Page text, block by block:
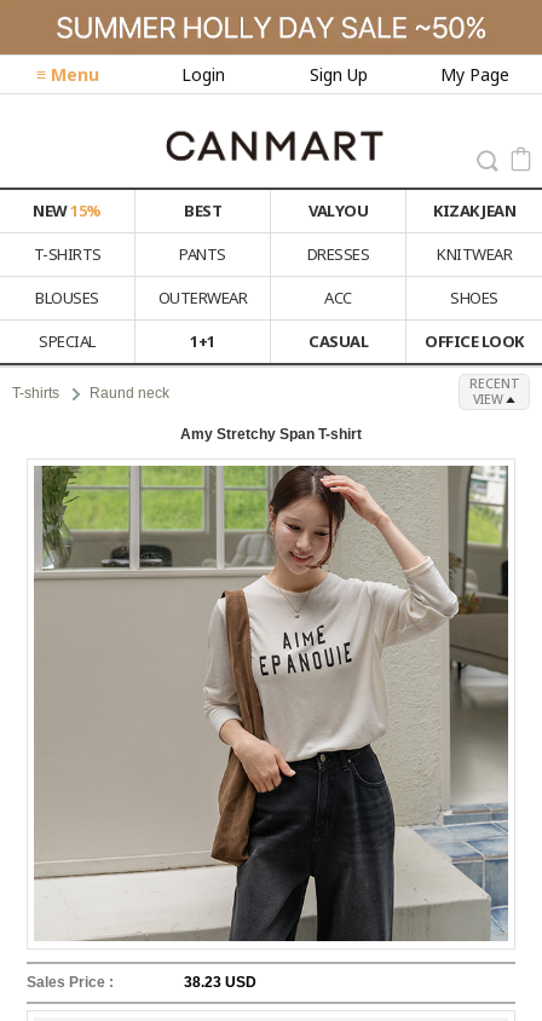
≡ Menu Login Sign Up My Page
NEW15% BEST VALYOU
KIZAK JEAN
T-SHIRTS
PANTS DRESSES
KNITWEAR
BLOUSES
OUTERWEAR ACC
SHOES
SPECIAL
1+1 CASUAL OFFICE LOOK
T-shirts Raund neck
RECENT
VIEW
Amy Stretchy Span T-shirt
Sales Price : 38.23 USD